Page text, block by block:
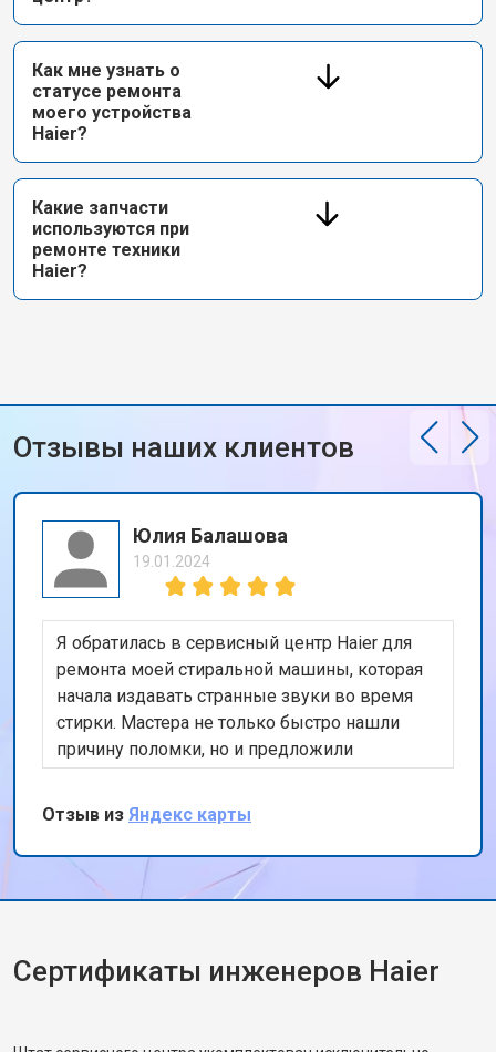
Как мне узнать о
статусе ремонта
моего устройства
Haier?
Какие запчасти
используются при
ремонте техники
Haier?
Отзывы наших клиентов
Юлия Балашова
19.01.2024
Я обратилась в сервисный центр Haier для
ремонта моей стиральной машины, которая
начала издавать странные звуки во время
стирки. Мастера не только быстро нашли
причину поломки, но и предложили
эффективное и недорогое решение. Очень
довольна обслуживанием и внимательным
отношением к моей проблеме. Теперь моя
стиральная машина работает как новая!
Отзыв из Яндекс карты
Сертификаты инженеров Haier